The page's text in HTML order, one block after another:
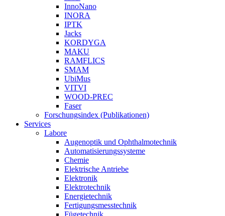
InnoNano
INORA
IPTK
Jacks
KORDYGA
MAKU
RAMFLICS
SMAM
UbiMus
VITVI
WOOD-PREC
Faser
Forschungsindex (Publikationen)
Services
Labore
Augenoptik und Ophthalmotechnik
Automatisierungssysteme
Chemie
Elektrische Antriebe
Elektronik
Elektrotechnik
Energietechnik
Fertigungsmesstechnik
Fügetechnik